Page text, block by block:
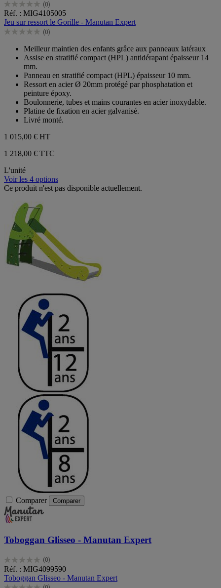
(0)
0.0
sur
5
étoiles.
Réf. : MIG4105005
Jeu sur ressort le Gorille - Manutan Expert
(0)
0.0
étoiles.
Meilleur maintien des enfants grâce aux panneaux latéraux
Assise en stratifié compact (HPL) antidérapant épaisseur 14
mm.
Panneau en stratifié compact (HPL) épaisseur 10 mm.
Ressort en acier Ø 20mm protégé par phosphatation et
peinture époxy.
Boulonnerie, tubes et mains courantes en acier inoxydable.
Platine de fixation en acier galvanisé.
Livré monté.
1 015,00 € HT
1 218,00 € TTC
L'unité
Voir les 4 options
Ce produit n'est pas disponible actuellement.
Comparer Comparer
Toboggan Glisseo - Manutan Expert
(0)
0.0
sur
5
Réf. : MIG4099590
Toboggan Glisseo - Manutan Expert